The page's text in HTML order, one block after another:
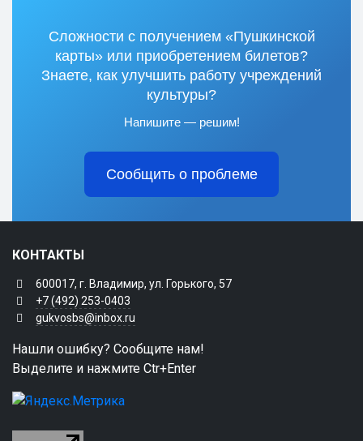
Сложности с получением «Пушкинской
карты» или приобретением билетов?
Знаете, как улучшить работу учреждений
культуры?
Напишите — решим!
Сообщить о проблеме
КОНТАКТЫ
600017, г. Владимир, ул. Горького, 57
+7 (492) 253-0403
gukvosbs@inbox.ru
Нашли ошибку? Сообщите нам!
Выделите и нажмите Ctr+Enter